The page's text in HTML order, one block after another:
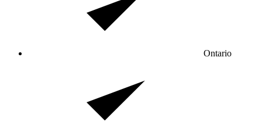
Ontario